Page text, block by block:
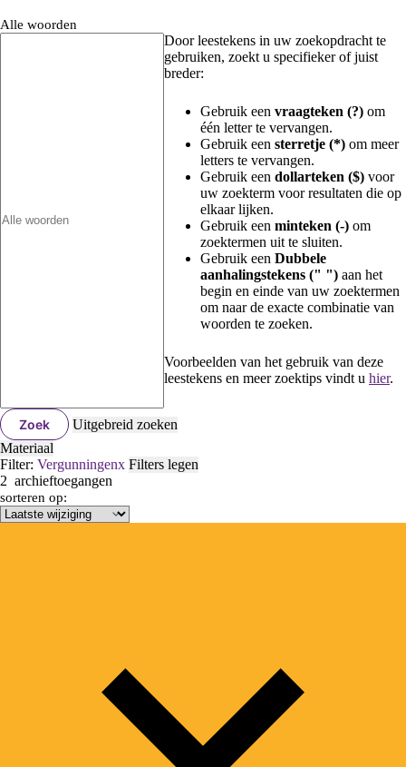
Alle woorden
Door leestekens in uw zoekopdracht te
gebruiken, zoekt u specifieker of juist
breder:
Gebruik een vraagteken (?) om
één letter te vervangen.
Gebruik een sterretje (*) om meer
letters te vervangen.
Gebruik een dollarteken ($) voor
uw zoekterm voor resultaten die op
elkaar lijken.
Gebruik een minteken (-) om
zoektermen uit te sluiten.
Gebruik een Dubbele
aanhalingstekens (" ") aan het
begin en einde van uw zoektermen
om naar de exacte combinatie van
woorden te zoeken.
Voorbeelden van het gebruik van deze
leestekens en meer zoektips vindt u hier.
Zoek
Uitgebreid zoeken
Materiaal
Filter: Vergunningenx Filters legen
2 archieftoegangen
sorteren op: